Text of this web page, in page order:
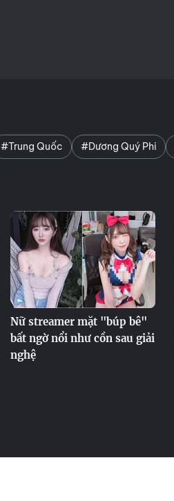
#Trung Quốc #Dương Quý Phi
Nữ streamer mặt "búp bê"
bất ngờ nổi như cồn sau giải
nghệ